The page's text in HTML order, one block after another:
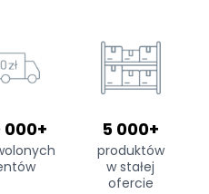
000+ 5 000+
produktów
w stałej
ofercie